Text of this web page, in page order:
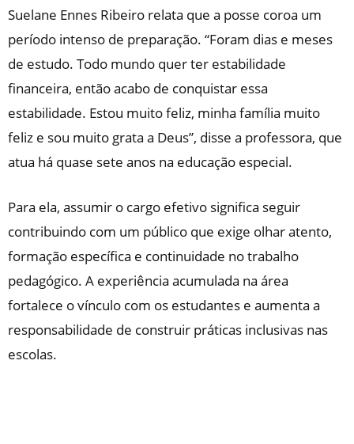
Suelane Ennes Ribeiro relata que a posse coroa um
período intenso de preparação. “Foram dias e meses
de estudo. Todo mundo quer ter estabilidade
financeira, então acabo de conquistar essa
estabilidade. Estou muito feliz, minha família muito
feliz e sou muito grata a Deus”, disse a professora, que
atua há quase sete anos na educação especial.
Para ela, assumir o cargo efetivo significa seguir
contribuindo com um público que exige olhar atento,
formação específica e continuidade no trabalho
pedagógico. A experiência acumulada na área
fortalece o vínculo com os estudantes e aumenta a
responsabilidade de construir práticas inclusivas nas
escolas.